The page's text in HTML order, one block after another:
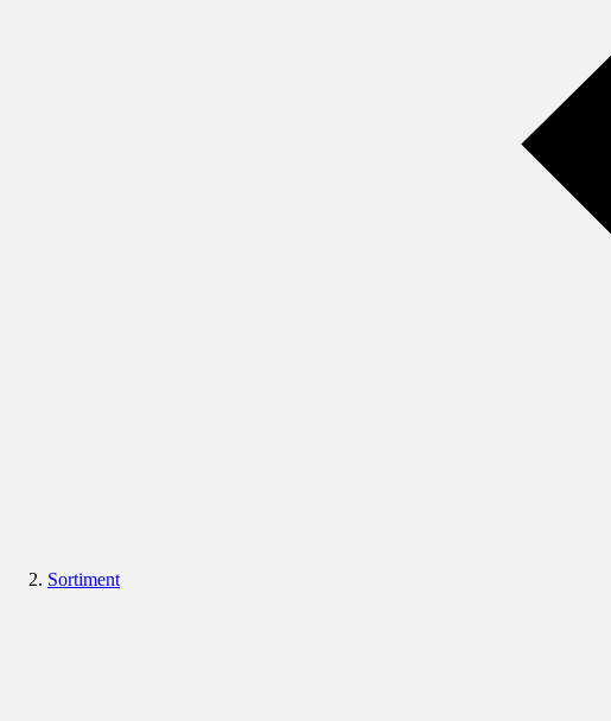
Sortiment